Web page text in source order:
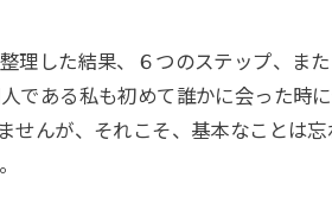
理した結果、６つのステップ、ま
である私も初めて誰かに会った時
せんが、それこそ、基本なことは